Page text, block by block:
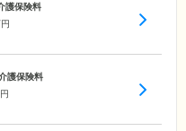
護保険料
護保険料